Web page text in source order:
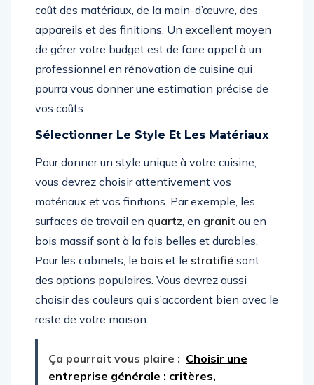
coût des matériaux, de la main-d’œuvre, des
appareils et des finitions. Un excellent moyen
de gérer votre budget est de faire appel à un
professionnel en rénovation de cuisine qui
pourra vous donner une estimation précise de
vos coûts.
Sélectionner Le Style Et Les Matériaux
Pour donner un style unique à votre cuisine,
vous devrez choisir attentivement vos
matériaux et vos finitions. Par exemple, les
surfaces de travail en quartz, en granit ou en
bois massif sont à la fois belles et durables.
Pour les cabinets, le bois et le stratifié sont
des options populaires. Vous devrez aussi
choisir des couleurs qui s’accordent bien avec le
reste de votre maison.
Ça pourrait vous plaire : Choisir une
entreprise générale : critères,